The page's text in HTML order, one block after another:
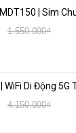
thứ ba
1.550.000₫
4.150.000₫